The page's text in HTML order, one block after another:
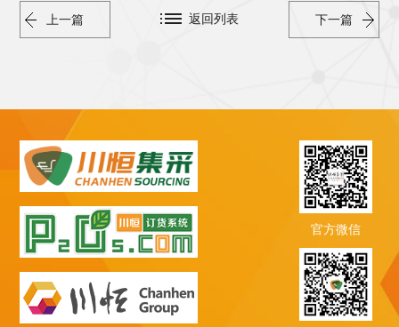
上一篇 下一篇
返回列表
官方微信